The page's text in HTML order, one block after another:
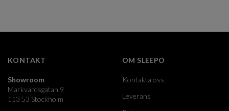
KONTAKT
Showroom
Markvardsgatan 9
113 53 Stockholm
OM SLEEPO
Kontakta oss
Leverans